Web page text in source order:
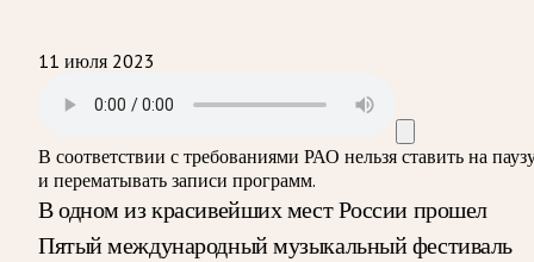
11 июля 2023
В соответствии с требованиями РАО нельзя ставить на
и перематывать записи программ.
В одном из красивейших мест России прошел
Пятый международный музыкальный фестиваль